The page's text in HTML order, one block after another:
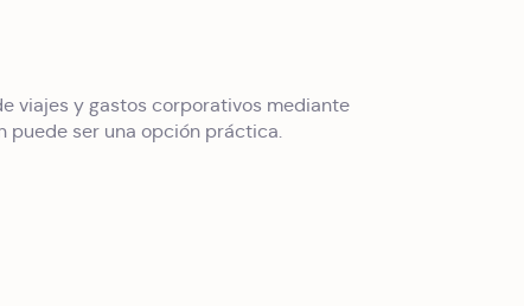
viajes y gastos corporativos mediante
puede ser una opción práctica.